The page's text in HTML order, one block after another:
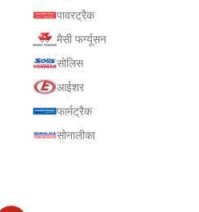
पावरट्रैक
मैसी फर्ग्यूसन
सोलिस
आईशर
फार्मट्रैक
सोनालीका